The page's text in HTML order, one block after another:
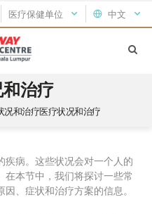
中文
医疗保健单位
和治疗
况和治疗医疗状况和治疗
疾病。这些状况会对一个人的
在本节中，我们将探讨一些常
、症状和治疗方案的信息。